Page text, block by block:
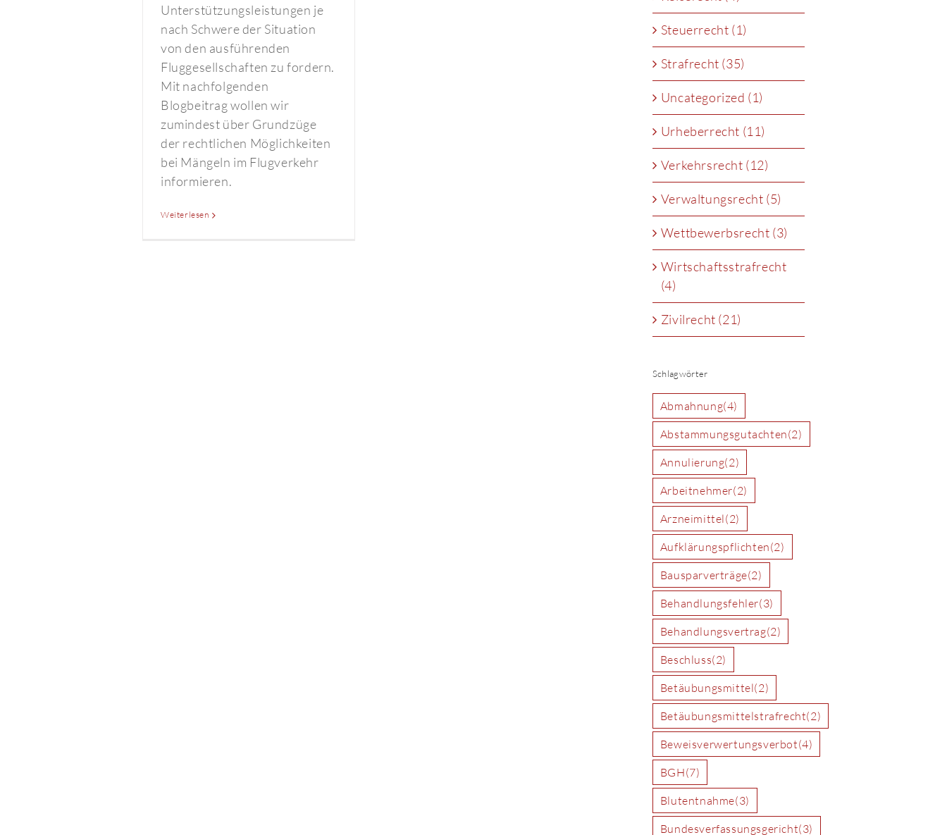
Unterstützungsleistungen je
nach Schwere der Situation
von den ausführenden
Fluggesellschaften zu fordern.
Mit nachfolgenden
Blogbeitrag wollen wir
zumindest über Grundzüge
der rechtlichen Möglichkeiten
bei Mängeln im Flugverkehr
informieren.
Weiterlesen
Steuerrecht (1)
Strafrecht (35)
Uncategorized (1)
Urheberrecht (11)
Verkehrsrecht (12)
Verwaltungsrecht (5)
Wettbewerbsrecht (3)
Wirtschaftsstrafrecht
(4)
Zivilrecht (21)
Schlagwörter
Abmahnung(4)
Abstammungsgutachten(2)
Annulierung(2)
Arbeitnehmer(2)
Arzneimittel(2)
Aufklärungspflichten(2)
Bausparverträge(2)
Behandlungsfehler(3)
Behandlungsvertrag(2)
Beschluss(2)
Betäubungsmittel(2)
Betäubungsmittelstrafrecht(2)
Beweisverwertungsverbot(4)
BGH(7)
Blutentnahme(3)
Bundesverfassungsgericht(3)